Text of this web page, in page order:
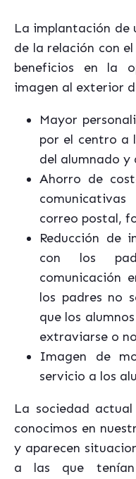
La implantación de
de la relación con
beneficios en la
imagen al exterior
Mayor
por el centro a
del alumnado y
Ahorro de
correo postal,
Reducción de
con los
comunicación
los padres no
que los
extraviarse o
Imagen de
servicio a los
La sociedad
conocimos en
y aparecen
a las que tenían